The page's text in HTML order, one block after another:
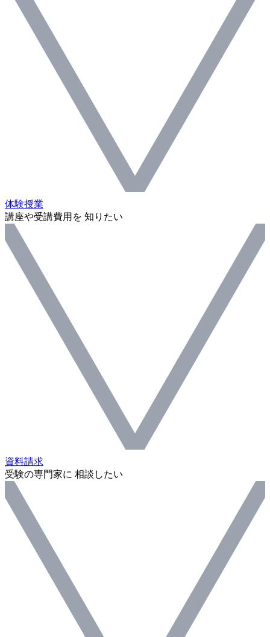
体験授業
講座や受講費用を 知りたい
資料請求
受験の専門家に 相談したい